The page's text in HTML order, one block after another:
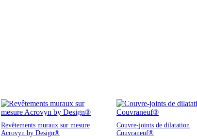
Revêtements muraux sur mesure
Acrovyn by Design®
Couvre-joints de dilatation
Couvraneuf®